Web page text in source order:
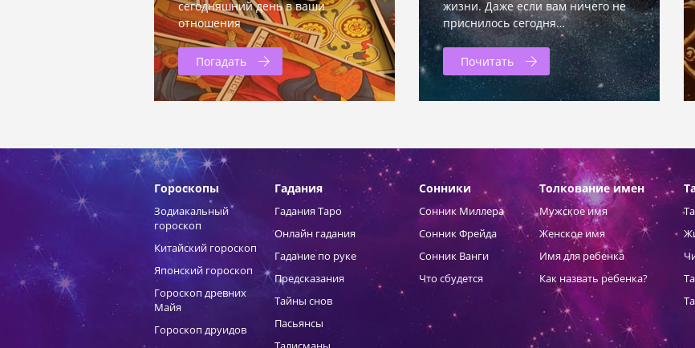
сегодняшний день в ваши
отношения
Погадать
жизни. Даже если вам ничего не
приснилось сегодня…
Почитать
Гороскопы
Зодиакальный
гороскоп
Китайский гороскоп
Японский гороскоп
Гороскоп древних
Майя
Гороскоп друидов
Гадания
Гадания Таро
Онлайн гадания
Гадание по руке
Предсказания
Тайны снов
Пасьянсы
Сонники
Сонник Миллера
Сонник Фрейда
Сонник Ванги
Что сбудется
Толкование имен
Мужское имя
Женское имя
Имя для ребенка
Как назвать ребенка?